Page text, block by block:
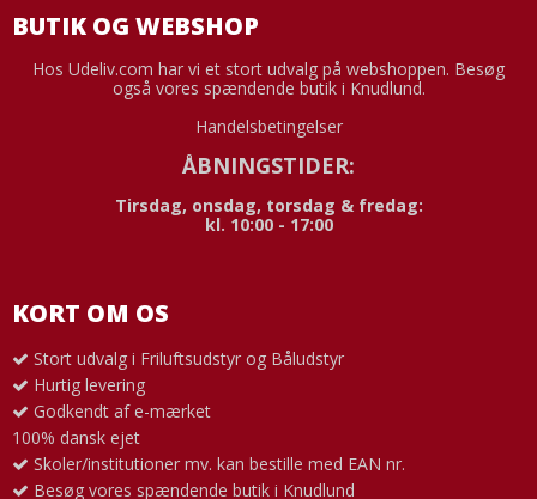
BUTIK OG WEBSHOP
Hos Udeliv.com har vi et stort udvalg på webshoppen. Besøg
også vores spændende butik i Knudlund.
Handelsbetingelser
ÅBNINGSTIDER:
Tirsdag, onsdag, torsdag & fredag:
kl. 10:00 - 17:00
KORT OM OS
Stort udvalg i Friluftsudstyr og Båludstyr
Hurtig levering
Godkendt af e-mærket
100% dansk ejet
Skoler/institutioner mv. kan bestille med EAN nr.
Besøg vores spændende butik i Knudlund